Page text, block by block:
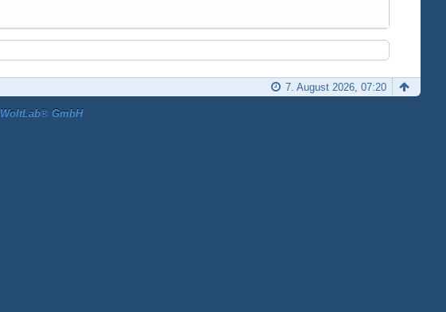
7. August 2026, 07:20
WoltLab® GmbH